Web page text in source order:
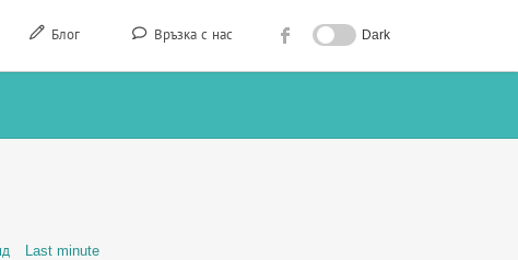
Блог Връзка с нас Dark
Last minute